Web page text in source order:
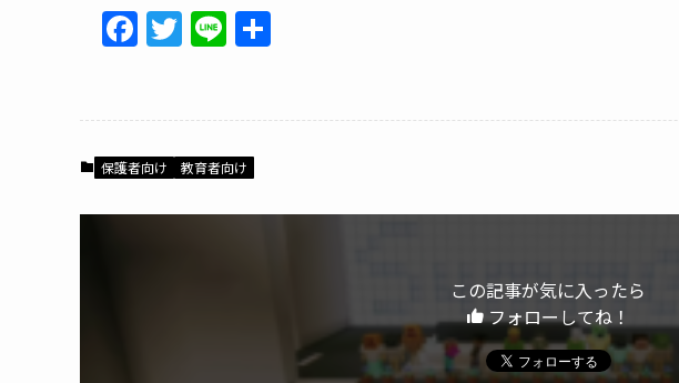
F
a
e
b
o
T
w
er
Li
n
保護者向け 教育者向け
この記事が気に入ったら
フォローしてね！